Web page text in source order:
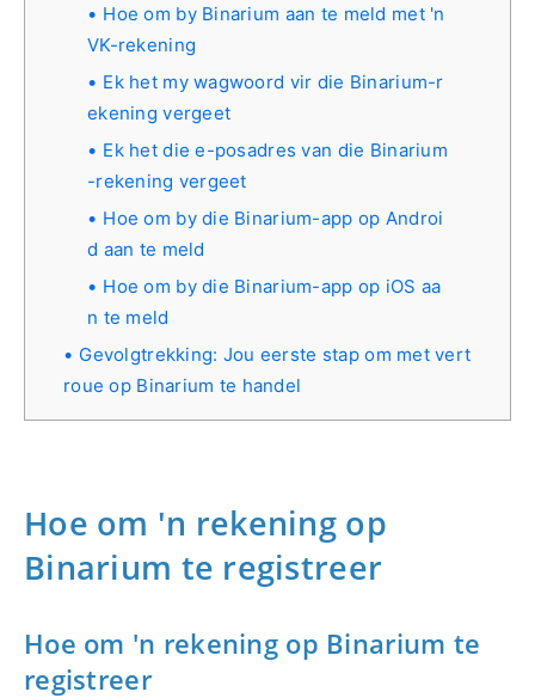
Hoe om by Binarium aan te meld met 'n
VK-rekening
Ek het my wagwoord vir die Binarium-r
ekening vergeet
Ek het die e-posadres van die Binarium
-rekening vergeet
Hoe om by die Binarium-app op Androi
d aan te meld
Hoe om by die Binarium-app op iOS aa
n te meld
Gevolgtrekking: Jou eerste stap om met vert
roue op Binarium te handel
Hoe om 'n rekening op
Binarium te registreer
Hoe om 'n rekening op Binarium te
registreer